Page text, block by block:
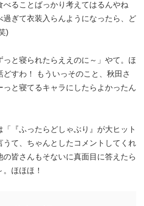
べることばっかり考えてはるんやね
過ぎて衣装入らんようになったら、ど
)
っと寝られたらええのに～」やて。ほ
どすわ！ もういっそのこと、秋田さ
っと寝てるキャラにしたらよかったん
『ふったらどしゃぶり』が大ヒット
うて、ちゃんとしたコメントしてくれ
の皆さんもそないに真面目に答えたら
ほほほ！